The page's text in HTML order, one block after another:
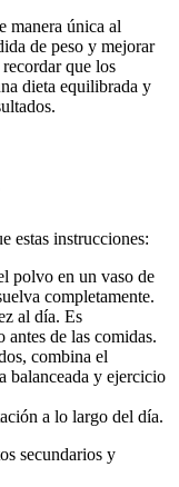
manera única al
de peso y mejorar
que los
dieta equilibrada y
estas instrucciones:
polvo en un vaso de
completamente.
al día. Es
antes de las comidas.
combina el
balanceada y ejercicio
a lo largo del día.
secundarios y